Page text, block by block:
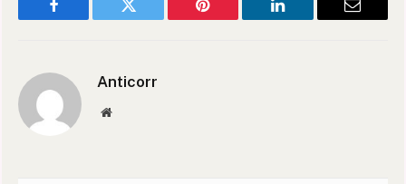
Facebook Twitter Pinterest LinkedIn Email
Anticorr
Website